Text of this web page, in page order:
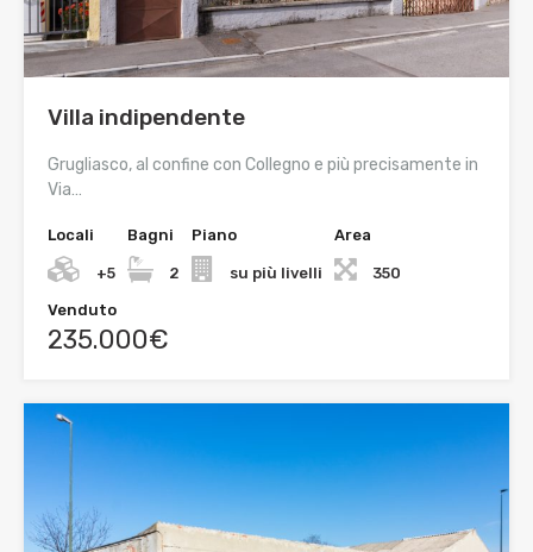
Villa indipendente
Grugliasco, al confine con Collegno e più precisamente in
Via…
Locali
+5
Bagni
2
Piano
su più livelli
Area
350
Venduto
235.000€